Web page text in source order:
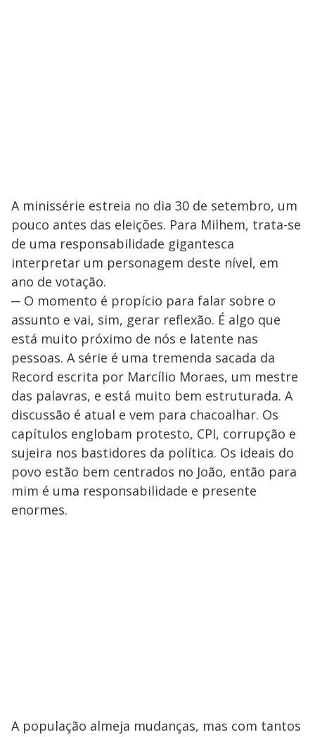
A minissérie estreia no dia 30 de setembro, um
pouco antes das eleições. Para Milhem, trata-se
de uma responsabilidade gigantesca
interpretar um personagem deste nível, em
ano de votação.
─ O momento é propício para falar sobre o
assunto e vai, sim, gerar reflexão. É algo que
está muito próximo de nós e latente nas
pessoas. A série é uma tremenda sacada da
Record escrita por Marcílio Moraes, um mestre
das palavras, e está muito bem estruturada. A
discussão é atual e vem para chacoalhar. Os
capítulos englobam protesto, CPI, corrupção e
sujeira nos bastidores da política. Os ideais do
povo estão bem centrados no João, então para
mim é uma responsabilidade e presente
enormes.
A população almeja mudanças, mas com tantos